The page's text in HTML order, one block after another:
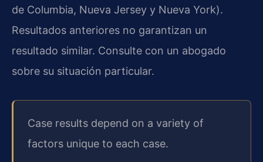
de Columbia, Nueva Jersey y Nueva York).
Resultados anteriores no garantizan un
resultado similar. Consulte con un abogado
sobre su situación particular.
Case results depend on a variety of
factors unique to each case.